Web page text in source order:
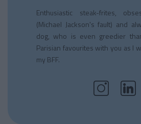
Enthusiastic steak-frites,
(Michael Jackson's fault) and
dog, who is even greedier
Parisian favourites with you as I
my BFF.